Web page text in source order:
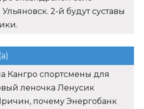
2-й будут суставы
Кангро спортсмены для
леночка Ленусик
почему Энергобанк